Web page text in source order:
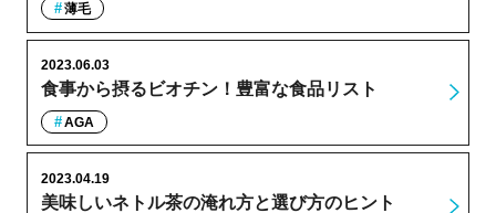
薄毛
食事から摂るビオチン！豊富な食品リスト
2023.06.03
AGA
美味しいネトル茶の淹れ方と選び方のヒント
2023.04.19